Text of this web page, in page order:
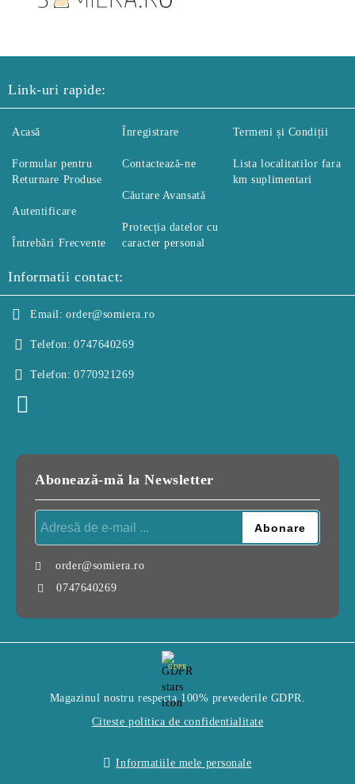
Link-uri rapide:
Acasă
Formular pentru
Returnare Produse
Autentificare
Întrebări Frecvente
Înregistrare
Contactează-ne
Căutare Avansată
Protecția datelor cu
caracter personal
Termeni și Condiții
Lista localitatilor fara
km suplimentari
Informatii contact:
Email: order@somiera.ro
Telefon: 0747640269
Telefon: 0770921269
Abonează-mă la Newsletter
order@somiera.ro
0747640269
GDPR
Magazinul nostru respecta 100% prevederile GDPR.
Citeste politica de confidentialitate
Informatiile mele personale